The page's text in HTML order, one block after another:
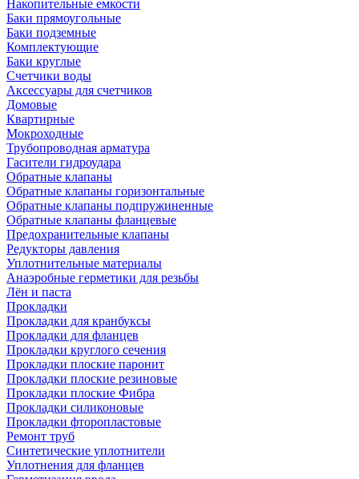
Накопительные емкости
Баки прямоугольные
Баки подземные
Комплектующие
Баки круглые
Счетчики воды
Аксессуары для счетчиков
Домовые
Квартирные
Мокроходные
Трубопроводная арматура
Гасители гидроудара
Обратные клапаны
Обратные клапаны горизонтальные
Обратные клапаны подпружиненные
Обратные клапаны фланцевые
Предохранительные клапаны
Редукторы давления
Уплотнительные материалы
Анаэробные герметики для резьбы
Лён и паста
Прокладки
Прокладки для кранбуксы
Прокладки для фланцев
Прокладки круглого сечения
Прокладки плоские паронит
Прокладки плоские резиновые
Прокладки плоские Фибра
Прокладки силиконовые
Прокладки фторопластовые
Ремонт труб
Синтетические уплотнители
Уплотнения для фланцев